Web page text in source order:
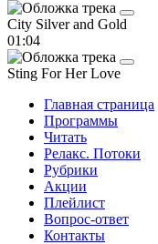
City Silver and Gold
01:04
Sting For Her Love
Главная страница
Программы
Читать
Релакс. Потоки
Рубрики
Акции
Плейлист
Вопрос-ответ
Контакты